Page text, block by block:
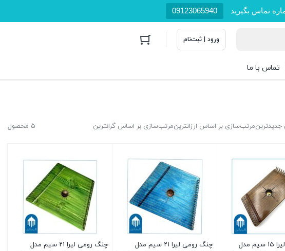
تماس بگیرید 09123065940
ورود | ثبت‌نام
تماس با ما
5 محصول مرتب‌سازی بر اساس ارزانترینمرتب‌سازی بر اساس گرانترین
چنگ رومی لیرا ۱۵ سیم مدل
چنگ رومی لیرا ۲۱ سیم مدل
چنگ رومی لیرا ۲۱ سیم مدل